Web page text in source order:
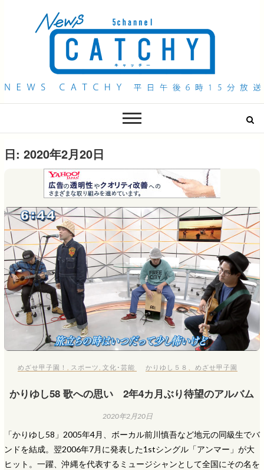
QAB NEWS Headline
日: 2020年2月20日
めざせ甲子園！ スポーツ 文化･芸能 かりゆし５８ めざせ甲子園
かりゆし58 歌への思い 2年4カ月ぶり待望のアルバム
2020年2月20日
「かりゆし58」2005年4月、ボーカル前川慎吾など地元の同級生でバ
ンドを結成。翌2006年7月に発表した1stシングル「アンマー」が大
ヒット。一躍、沖縄を代表するミュージシャンとして全国にその名を